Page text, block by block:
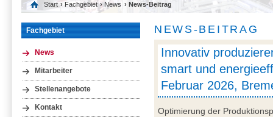
Start › Fachgebiet › News › News-Beitrag
Fachgebiet
News
Mitarbeiter
Stellenangebote
Kontakt
NEWS-BEITRAG
Innovativ
smart und
Februar 2026,
Optimierung der